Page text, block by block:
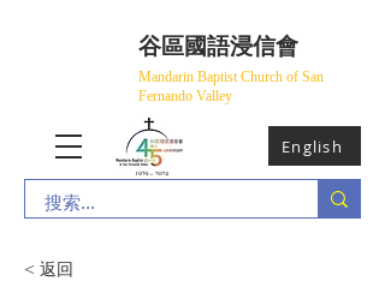
​谷區國語浸信會
Mandarin Baptist Church of San
Fernando Valley
English
< 返回